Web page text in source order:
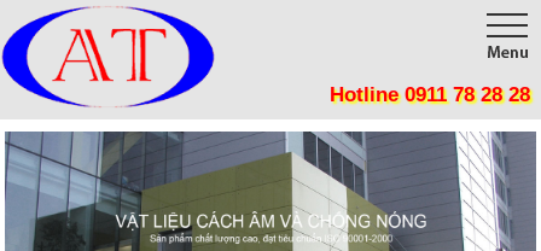
Trang chủ
Giới thiệu
Sản phẩm
Tôn Cách Nhiệt, Chống nóng, Giảm tiêu thụ điện năng
Công trình
Hotline 0911 78 28 28